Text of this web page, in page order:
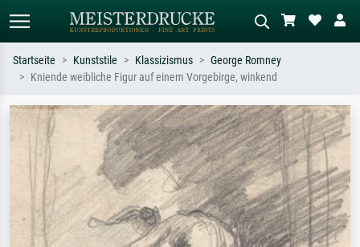
Suchen Sie nach Künstlern, Werktiteln
oder Stilen – z.B. Monet,
Sternennacht, Impressionismus, Welle
Hokusai, Akt.
Beschreiben Sie die Szene – z.B. Grüne
Wiese, Abstrakt mit viel Rot, Dunkles
Ölgemälde, Stehender Akt neben einem
Baum.
Startseite Kunststile Klassizismus
George Romney
Kniende weibliche Figur auf einem Vorgebirge, winkend